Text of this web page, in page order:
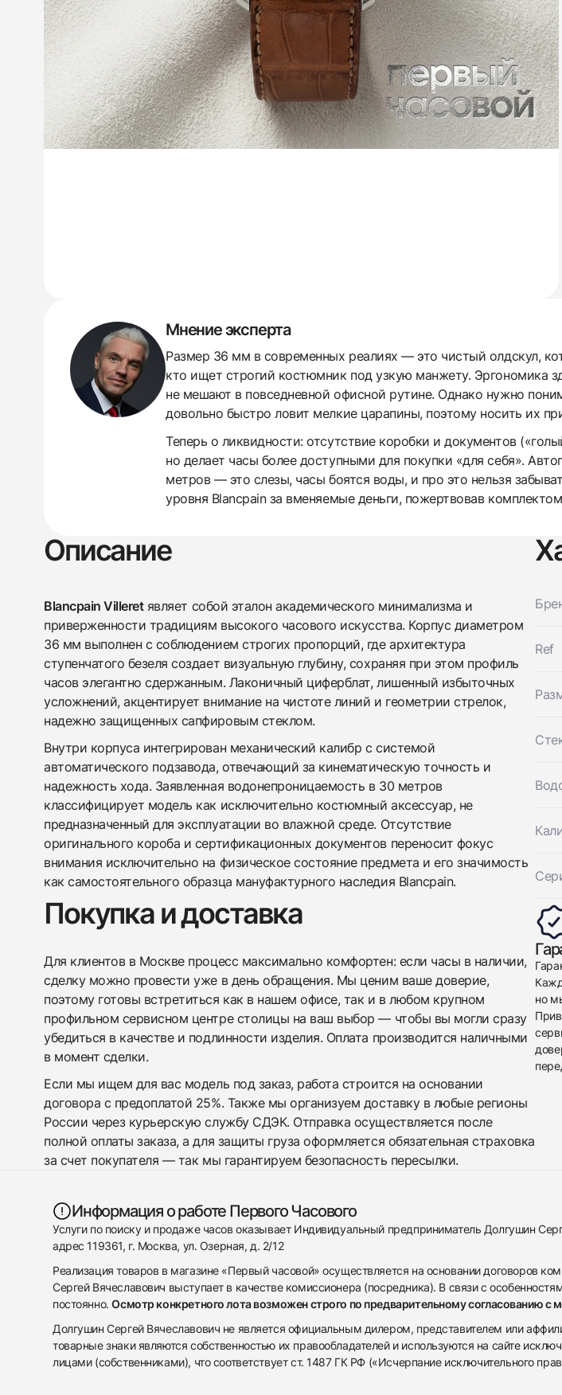
438
285
145
142
205
204
195
150
6
Мнение эксперта
Размер 36 мм в современных реалиях — это чистый олдскул,
кто ищет строгий костюмник под узкую манжету. Эргономика
не мешают в повседневной офисной рутине. Однако нужно
довольно быстро ловит мелкие царапины, поэтому носить их
Теперь о ликвидности: отсутствие коробки и документов
но делает часы более доступными для покупки «для себя».
метров — это слезы, часы боятся воды, и про это нельзя
уровня Blancpain за вменяемые деньги, пожертвовав
Описание
Blancpain Villeretявляет собой эталон академического минимализма и
приверженности традициям высокого часового искусства. Корпус диаметром
36 мм выполнен с соблюдением строгих пропорций, где архитектура
ступенчатого безеля создает визуальную глубину, сохраняя при этом профиль
часов элегантно сдержанным. Лаконичный циферблат, лишенный избыточных
усложнений, акцентирует внимание на чистоте линий и геометрии стрелок,
надежно защищенных сапфировым стеклом.
Внутри корпуса интегрирован механический калибр с системой
автоматического подзавода, отвечающий за кинематическую точность и
надежность хода. Заявленная водонепроницаемость в 30 метров
классифицирует модель как исключительно костюмный аксессуар, не
предназначенный для эксплуатации во влажной среде. Отсутствие
оригинального короба и сертификационных документов переносит фокус
внимания исключительно на физическое состояние предмета и его значимость
как самостоятельного образца мануфактурного наследия Blancpain.
Ref
Покупка и доставка
Для клиентов в Москве процесс максимально комфортен: если часы в наличии,
сделку можно провести уже в день обращения. Мы ценим ваше доверие,
поэтому готовы встретиться как в нашем офисе, так и в любом крупном
профильном сервисном центре столицы на ваш выбор — чтобы вы могли сразу
убедиться в качестве и подлинности изделия. Оплата производится наличными
в момент сделки.
Если мы ищем для вас модель под заказ, работа строится на основании
договора с предоплатой 25%. Также мы организуем доставку в любые регионы
России через курьерскую службу СДЭК. Отправка осуществляется после
полной оплаты заказа, а для защиты груза оформляется обязательная страховка
за счет покупателя — так мы гарантируем безопасность пересылки.
но
Информация о работе Первого Часового
Услуги по поиску и продаже часов оказывает Индивидуальный предприниматель Долгушин
адрес 119361, г. Москва, ул. Озерная, д. 2/12
Реализация товаров в магазине «Первый часовой» осуществляется на основании договоров
Сергей Вячеславович выступает в качестве комиссионера (посредника). В связи с
постоянно.Осмотр конкретного лота возможен строго по предварительному согласованию с
Долгушин Сергей Вячеславович не является официальным дилером, представителем или
товарные знаки являются собственностью их правообладателей и используются на сайте
лицами (собственниками), что соответствует ст. 1487 ГК РФ («Исчерпание исключительного
Заказать эти
Оставьте ваши контактные
вами
Blancpain
Villeret Ultra-Slim
Хорошее
$3,000
Отправить заявку
Оставьте ваши контактные
вами
Blancpain
Villeret Ultra-Slim
Хорошее
$3,000
Приложите фото